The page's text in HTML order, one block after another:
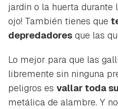
jardín o la huerta durante
ojo! También tienes que
depredadores que las
Lo mejor para que las
libremente sin ninguna
peligros es vallar toda
metálica de alambre. Y